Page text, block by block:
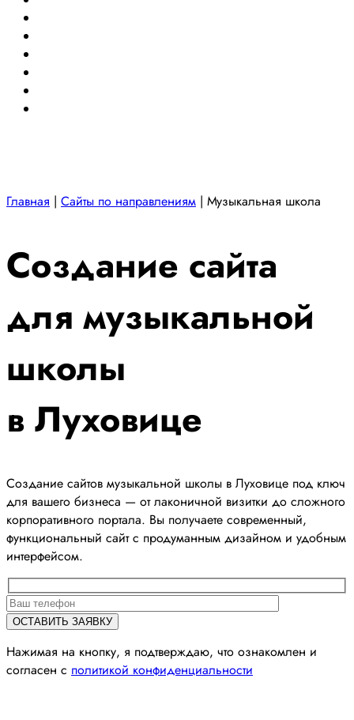
Главная | Сайты по направлениям | Музыкальная школа
Создание сайта
для музыкальной
школы
в Луховице
Создание сайтов музыкальной школы в Луховице под ключ
для вашего бизнеса — от лаконичной визитки до сложного
корпоративного портала. Вы получаете современный,
функциональный сайт с продуманным дизайном и удобным
интерфейсом.
Нажимая на кнопку, я подтверждаю, что ознакомлен и
согласен с политикой конфиденциальности